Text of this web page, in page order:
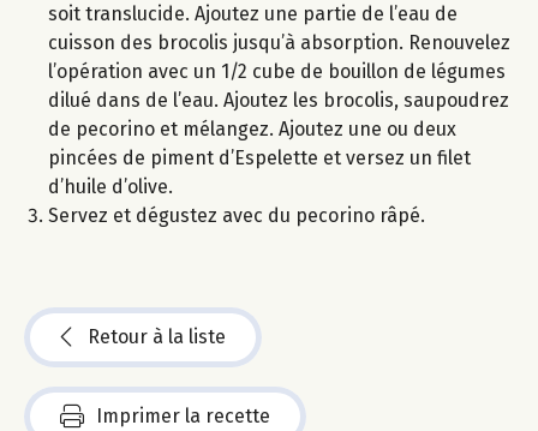
soit translucide. Ajoutez une partie de l’eau de
cuisson des brocolis jusqu’à absorption. Renouvelez
l’opération avec un 1/2 cube de bouillon de légumes
dilué dans de l’eau. Ajoutez les brocolis, saupoudrez
de pecorino et mélangez. Ajoutez une ou deux
pincées de piment d’Espelette et versez un filet
d’huile d’olive.
Servez et dégustez avec du pecorino râpé.
Retour à la liste
Imprimer la recette